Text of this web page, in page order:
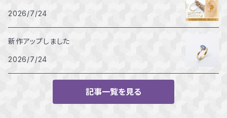
2026/7/24
新作アップしました
2026/7/24
記事一覧を見る